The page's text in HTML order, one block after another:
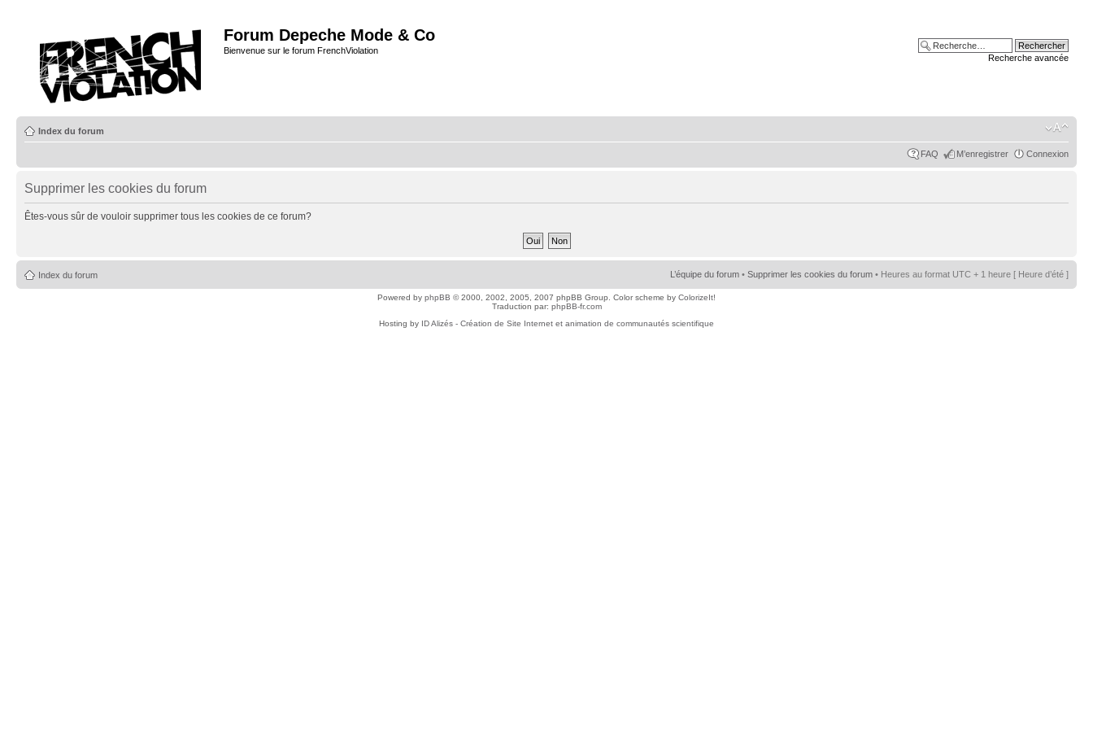
Forum Depeche Mode & Co
Bienvenue sur le forum FrenchViolation
Recherche avancée
Index du forum
FAQ M’enregistrer Connexion
Supprimer les cookies du forum
Êtes-vous sûr de vouloir supprimer tous les cookies de ce forum?
Index du forum L’équipe du forum • Supprimer les cookies du forum • Heures au format UTC + 1 heure [ Heure d’été ]
Powered by phpBB © 2000, 2002, 2005, 2007 phpBB Group. Color scheme by ColorizeIt!
Traduction par: phpBB-fr.com
Hosting by ID Alizés - Création de Site Internet et animation de communautés scientifique